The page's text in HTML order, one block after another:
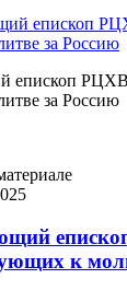
епископ
за Россию
к